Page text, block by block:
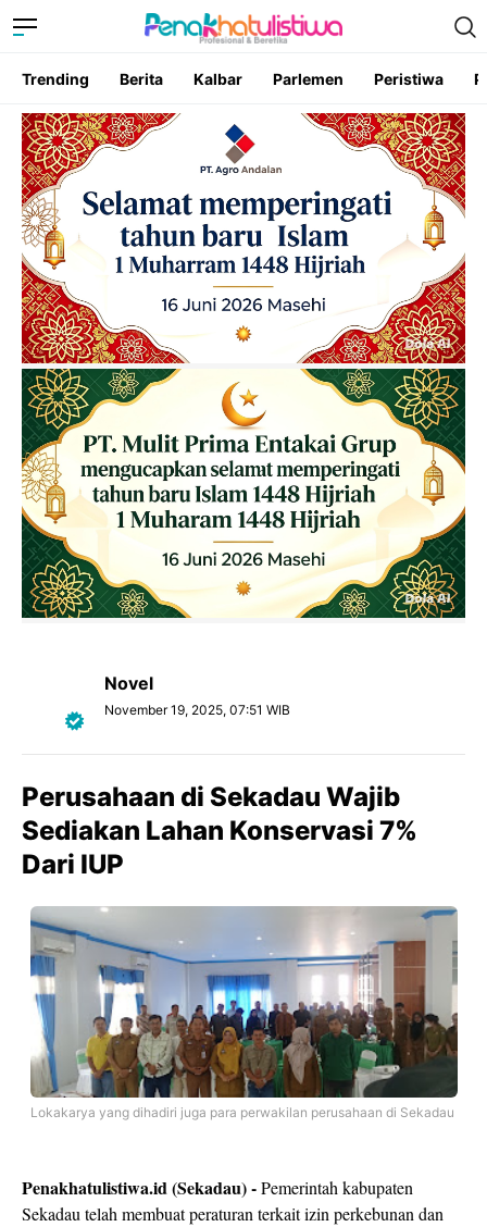
Trending Berita Kalbar Parlemen Peristiwa
Novel
November 19, 2025, 07:51 WIB
Perusahaan di Sekadau Wajib
Sediakan Lahan Konservasi 7%
Dari IUP
Lokakarya yang dihadiri juga para perwakilan perusahaan di Sekadau
Penakhatulistiwa.id (Sekadau) -Pemerintah kabupaten
Sekadau telah membuat peraturan terkait izin perkebunan dan